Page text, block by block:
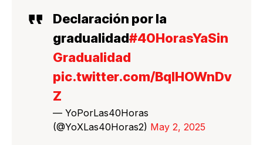
Declaración por la
gradualidad#40HorasYaSin
Gradualidad
pic.twitter.com/BqlHOWnDv
Z
— YoPorLas40Horas
(@YoXLas40Horas2) May 2, 2025